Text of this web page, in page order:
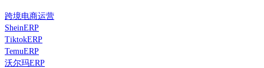
跨境电商运营
SheinERP
TiktokERP
TemuERP
沃尔玛ERP